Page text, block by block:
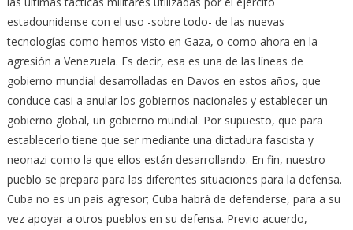
estadounidense con el uso -sobre todo- de las nuevas
tecnologías como hemos visto en Gaza, o como ahora en la
agresión a Venezuela. Es decir, esa es una de las líneas de
gobierno mundial desarrolladas en Davos en estos años, que
conduce casi a anular los gobiernos nacionales y establecer un
gobierno global, un gobierno mundial. Por supuesto, que para
establecerlo tiene que ser mediante una dictadura fascista y
neonazi como la que ellos están desarrollando. En fin, nuestro
pueblo se prepara para las diferentes situaciones para la defensa.
Cuba no es un país agresor; Cuba habrá de defenderse, para a su
vez apoyar a otros pueblos en su defensa. Previo acuerdo,